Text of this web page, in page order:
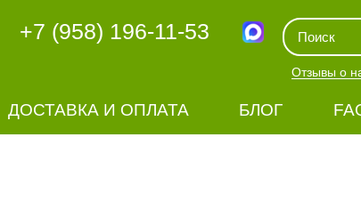
+7 (958) 196-11-53
Отзывы о
ДОСТАВКА И ОПЛАТА БЛОГ